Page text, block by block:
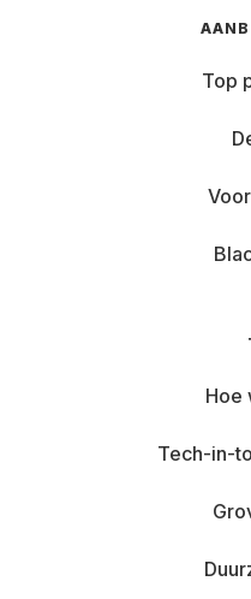
Top
Hoe
Tech-in-